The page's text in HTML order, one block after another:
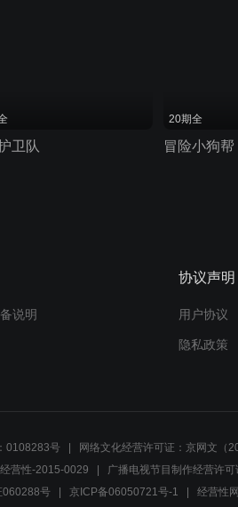
卫队
20期全
冒险小狗帮
说明
协议声明
用户协议
隐私政策
0108283号 网络文化经营许可证：京网文（
营性-2015-0029
广播电视节目制作经营许
060288号 京ICP备06050721号-1 经营性